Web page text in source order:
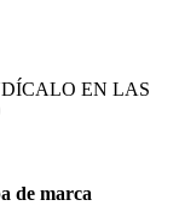
EN LAS
de marca